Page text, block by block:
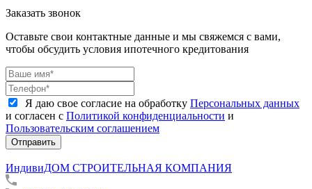
Заказать звонок
Оставьте свои контактные данные и мы свяжемся с вами,
чтобы обсудить условия ипотечного кредитования
Я даю свое согласие на обработку Персональных данных
и согласен с Политикой конфиденциальности и
Пользовательским соглашением
Отправить
ИндивиДОМ СТРОИТЕЛЬНАЯ КОМПАНИЯ